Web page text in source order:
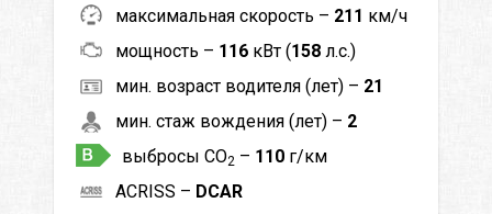
максимальная скорость – 211 км/ч
мощность – 116 кВт (158 л.с.)
мин. возраст водителя (лет) – 21
мин. стаж вождения (лет) – 2
выбросы CO2 – 110 г/км
ACRISS – DCAR